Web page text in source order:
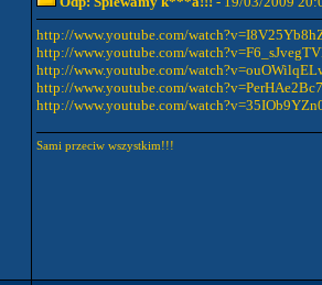
http://www.youtube.com/
http://www.youtube.com/
http://www.youtube.com/
http://www.youtube.com/
http://www.youtube.com/
Sami przeciw wszystkim!!!